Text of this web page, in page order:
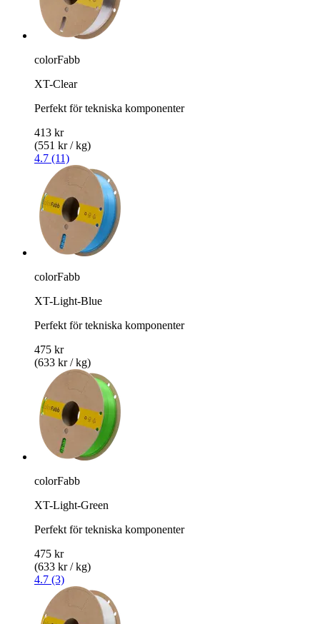
colorFabb
XT-Clear
Perfekt för tekniska komponenter
413 kr
(551 kr / kg)
4.7 (11)
colorFabb
XT-Light-Blue
Perfekt för tekniska komponenter
475 kr
(633 kr / kg)
colorFabb
XT-Light-Green
Perfekt för tekniska komponenter
475 kr
(633 kr / kg)
4.7 (3)